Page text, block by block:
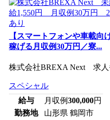
【スマートフォンや車載向
稼げる月収例30万円／寮...
株式会社BREXA Next 求人
スペシャル
給与
月収例300,000円
勤務地
山形県 鶴岡市